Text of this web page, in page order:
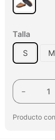
Talla
S
M
－
Producto